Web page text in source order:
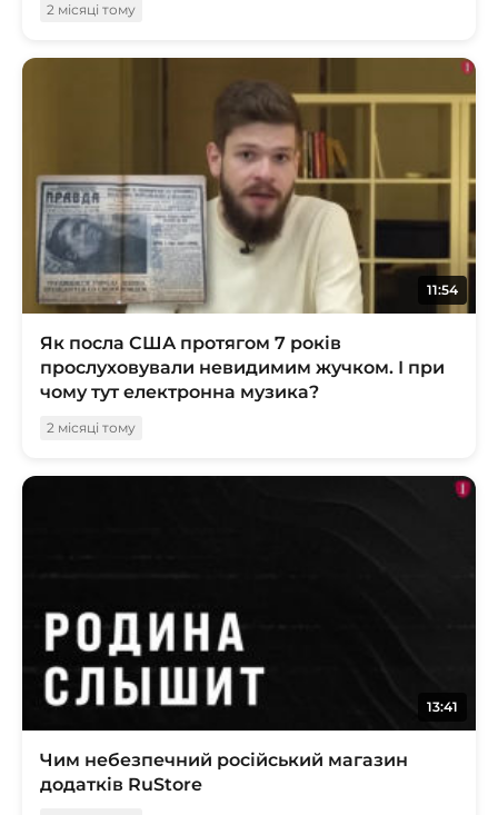
2 місяці тому
11:54
Як посла США протягом 7 років
прослуховували невидимим жучком. І при
чому тут електронна музика?
2 місяці тому
13:41
Чим небезпечний російський магазин
додатків RuStore